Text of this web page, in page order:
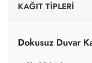
KAĞIT TİPLERİ
Dokusuz Duvar